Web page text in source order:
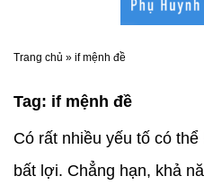
Trang chủ » if mệnh đề
Tag: if mệnh đề
Có rất nhiều yếu tố có
bất lợi. Chẳng hạn, khả